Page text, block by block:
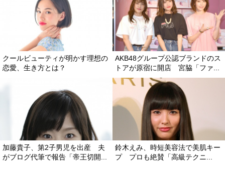
クールビューティが明かす理想の
恋愛、生き方とは？
AKB48グループ公認ブランドのス
トアが原宿に開店 宮脇「ファ...
加藤貴子、第2子男児を出産 夫
がブログ代筆で報告「帝王切開...
鈴木えみ、時短美容法で美肌キー
プ プロも絶賛「高級テクニ...